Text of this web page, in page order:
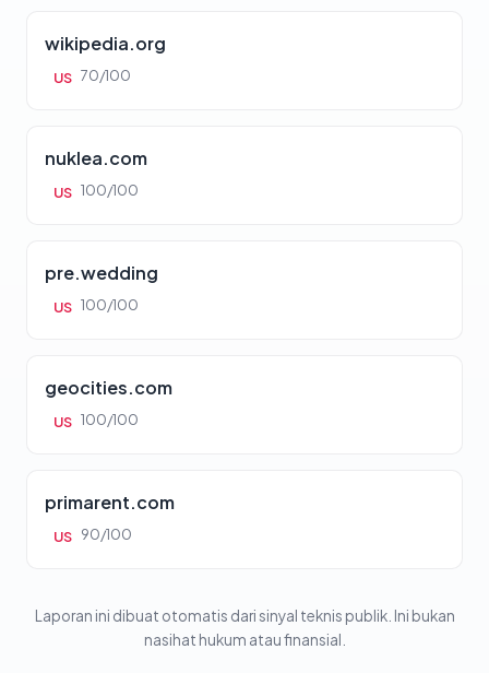
wikipedia.org
US 70/100
nuklea.com
US 100/100
pre.wedding
US 100/100
geocities.com
US 100/100
primarent.com
US 90/100
Laporan ini dibuat otomatis dari sinyal teknis publik. Ini bukan
nasihat hukum atau finansial.